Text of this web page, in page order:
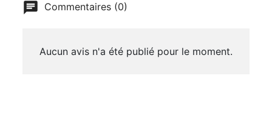
Commentaires (0)
Aucun avis n'a été publié pour le moment.